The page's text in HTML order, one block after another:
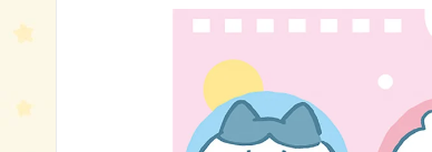
商品情
報にス